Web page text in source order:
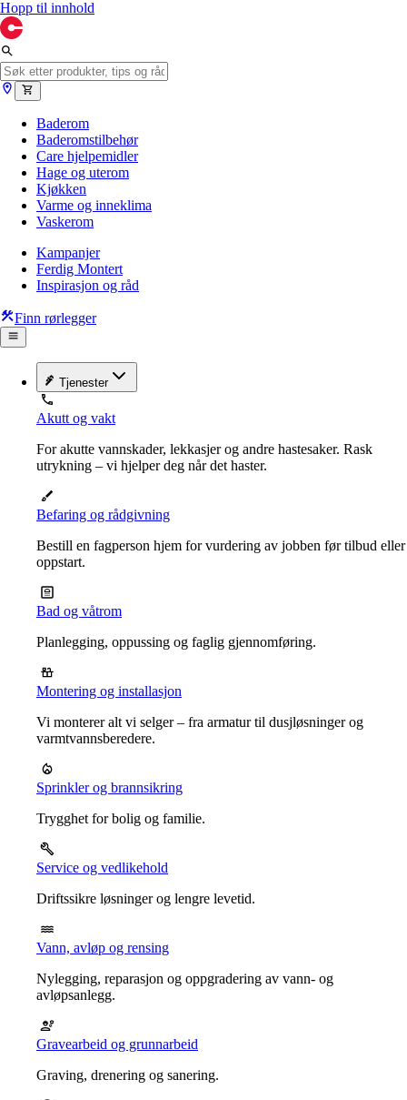
Hopp til innhold
Baderom
Baderomstilbehør
Care hjelpemidler
Hage og uterom
Kjøkken
Varme og inneklima
Vaskerom
Kampanjer
Ferdig Montert
Inspirasjon og råd
Finn rørlegger
Tjenester
Akutt og vakt
For akutte vannskader, lekkasjer og andre hastesaker. Rask
utrykning – vi hjelper deg når det haster.
Befaring og rådgivning
Bestill en fagperson hjem for vurdering av jobben før tilbud eller
oppstart.
Bad og våtrom
Planlegging, oppussing og faglig gjennomføring.
Montering og installasjon
Vi monterer alt vi selger – fra armatur til dusjløsninger og
varmtvannsberedere.
Sprinkler og brannsikring
Trygghet for bolig og familie.
Service og vedlikehold
Driftssikre løsninger og lengre levetid.
Vann, avløp og rensing
Nylegging, reparasjon og oppgradering av vann- og
avløpsanlegg.
Gravearbeid og grunnarbeid
Graving, drenering og sanering.